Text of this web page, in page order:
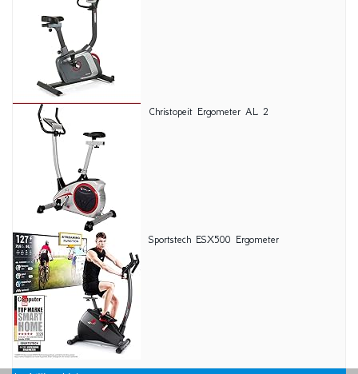
Christopeit Ergometer AL 2
Sportstech ESX500 Ergometer